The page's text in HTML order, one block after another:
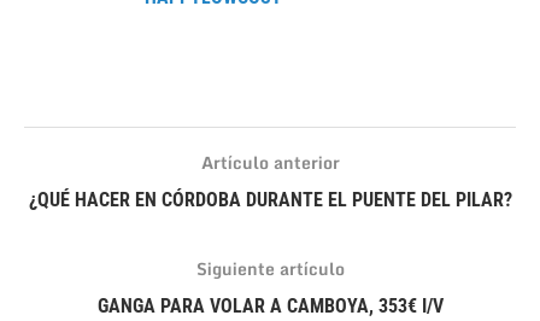
Artículo anterior
¿QUÉ HACER EN CÓRDOBA DURANTE EL PUENTE DEL PILAR?
Siguiente artículo
GANGA PARA VOLAR A CAMBOYA, 353€ I/V